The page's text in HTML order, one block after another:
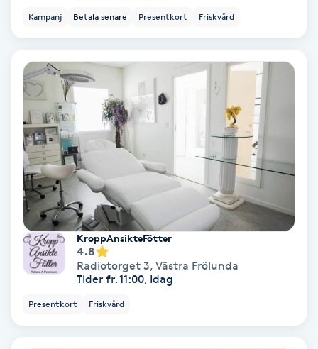
Cryoterapi
Damklippning
Dermapen
Diamantslipning
Enzympeeling
Kampanj Betala senare Presentkort Friskvård
KroppAnsikteFötter
4.8
Radiotorget 3, Västra Frölunda
Tider fr. 11:00, Idag
Presentkort Friskvård